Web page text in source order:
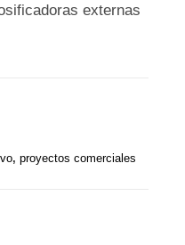
externas
,proyectos comerciales